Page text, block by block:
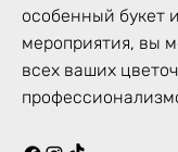
особенный букет
мероприятия, вы
всех ваших